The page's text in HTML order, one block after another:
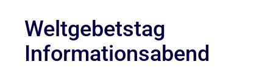
Weltgebetstag
Informationsabend